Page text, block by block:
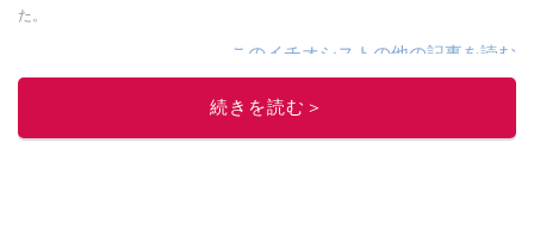
た。
このイチオシストの他の記事を読む
続きを読む＞